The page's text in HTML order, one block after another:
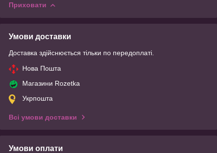
Приховати
Умови доставки
Доставка здійснюється тільки по передоплаті.
Нова Пошта
Магазини Rozetka
Укрпошта
Всі умови доставки
Умови оплати